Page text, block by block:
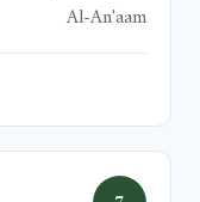
Al-An'aam